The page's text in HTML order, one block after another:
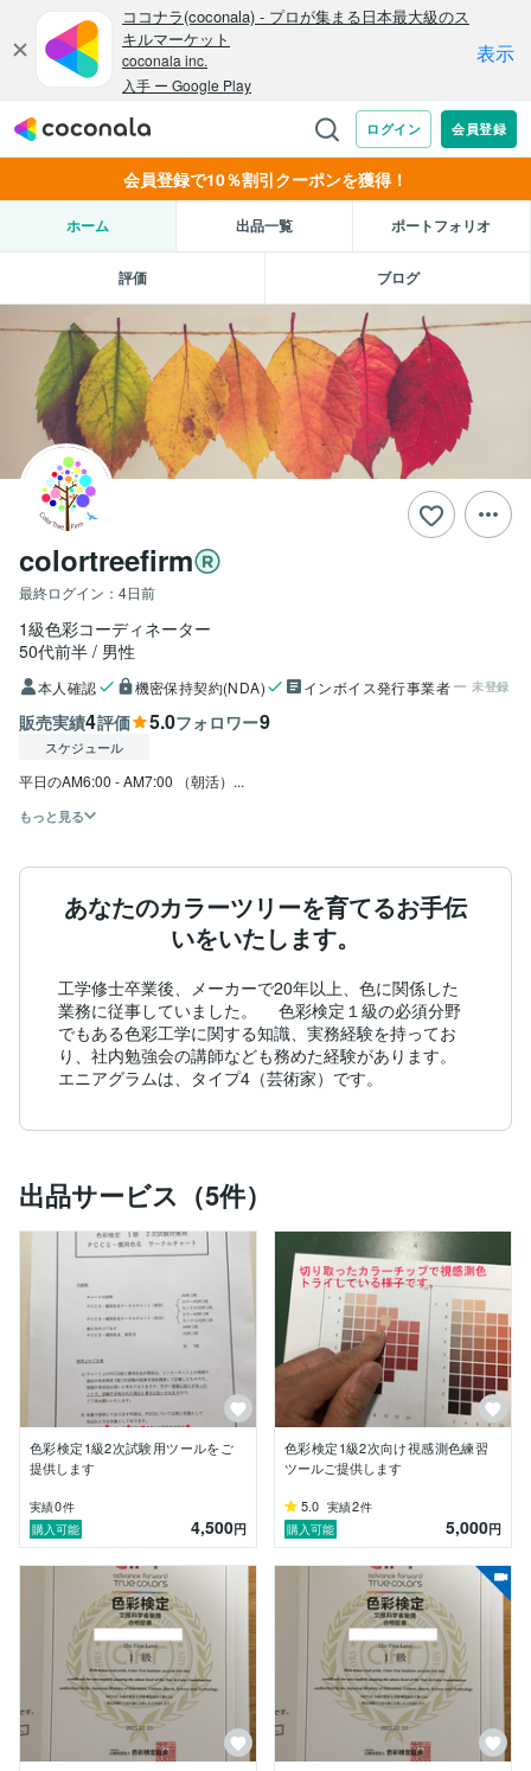
会員登録で10％割引クーポンを獲得！
ホーム 出品一覧 ポートフォリオ
評価 ブログ
colortreefirm
最終ログイン： 4日前
1級色彩コーディネーター
50代前半
男性
本人確認 機密保持契約(NDA) インボイス発行事業者 未登録
販売実績4評価 5.0フォロワー9
スケジュール
平日のAM6:00 - AM7:00 （朝活）...
もっと見る
あなたのカラーツリーを育てるお手伝
いをいたします。
工学修士卒業後、メーカーで20年以上、色に関係した
業務に従事していました。 　色彩検定１級の必須分野
でもある色彩工学に関する知識、実務経験を持ってお
り、社内勉強会の講師なども務めた経験があります。
エニアグラムは、タイプ4（芸術家）です。
出品サービス（5件）
色彩検定1級2次試験用ツールをご
提供します
実績0件
購入可能
4,500円
色彩検定1級2次向け視感測色練習
ツールご提供します
5.0 実績2件
購入可能
5,000円